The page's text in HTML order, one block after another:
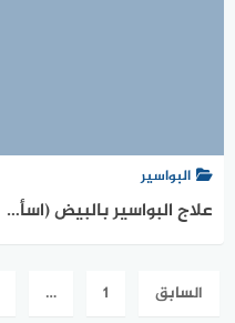
البواسير
علاج البواسير بالبيض (اسأل مجرب)
السابق 1
…